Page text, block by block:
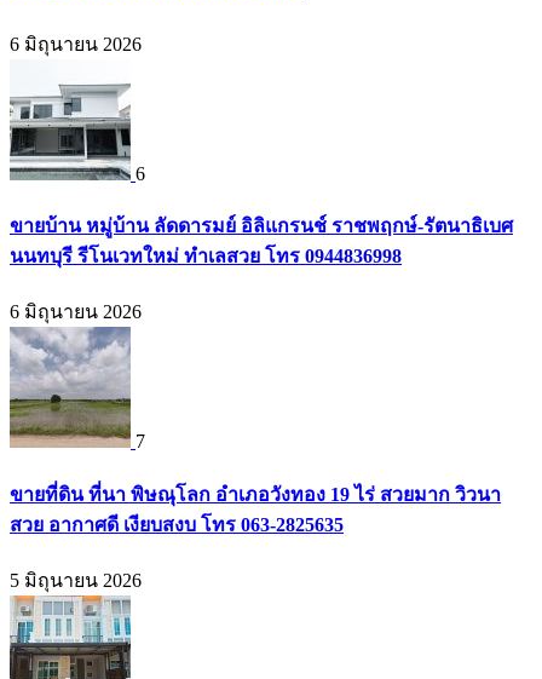
6 มิถุนายน 2026
6
ขายบ้าน หมู่บ้าน ลัดดารมย์ อิลิแกรนช์ ราชพฤกษ์-รัตนาธิเบศ
นนทบุรี รีโนเวทใหม่ ทำเลสวย โทร 0944836998
6 มิถุนายน 2026
7
ขายที่ดิน ที่นา พิษณุโลก อำเภอวังทอง 19 ไร่ สวยมาก วิวนา
สวย อากาศดี เงียบสงบ โทร 063-2825635
5 มิถุนายน 2026